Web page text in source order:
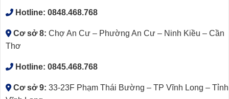
Hotline: 0848.468.768
Cơ sở 8: Chợ An Cư – Phường An Cư – Ninh Kiều – Cần
Thơ
Hotline: 0845.468.768
Cơ sở 9: 33-23F Phạm Thái Bường – TP Vĩnh Long – Tỉnh